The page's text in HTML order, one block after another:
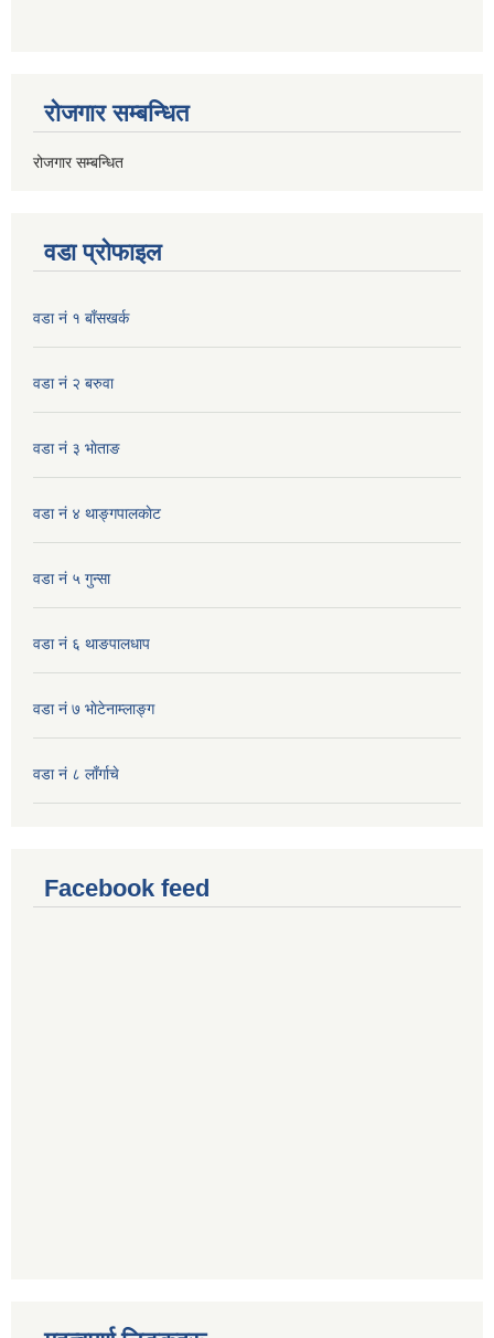
रोजगार सम्बन्धित
रोजगार सम्बन्धित
वडा प्रोफाइल
वडा नं १ बाँसखर्क
वडा नं २ बरुवा
वडा नं ३ भाेताङ
वडा नं ४ थाङ्गपालकाेट
वडा नं ५ गुन्सा
वडा नं ६ थाङपालधाप
वडा नं ७ भाेटेनाम्लाङ्ग
वडा नं ८ लाँर्गाचे
Facebook feed